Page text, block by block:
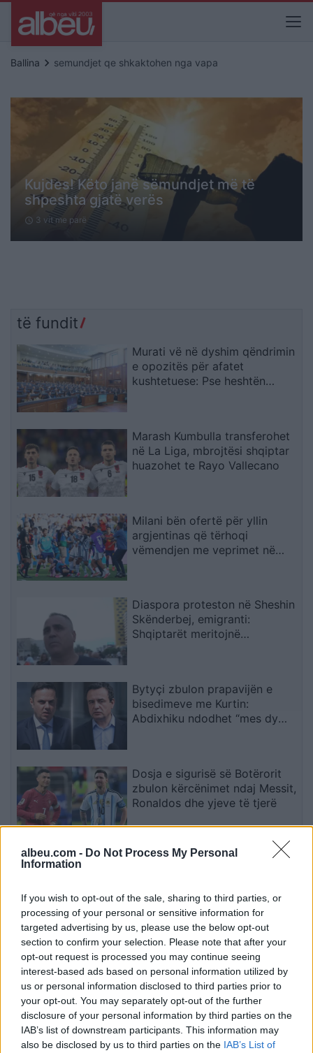
albeu.com - Do Not Process My Personal
Information
If you wish to opt-out of the sale, sharing to third parties, or
processing of your personal or sensitive information for
targeted advertising by us, please use the below opt-out
section to confirm your selection. Please note that after your
opt-out request is processed you may continue seeing
interest-based ads based on personal information utilized by
us or personal information disclosed to third parties prior to
your opt-out. You may separately opt-out of the further
disclosure of your personal information by third parties on the
IAB’s list of downstream participants. This information may
also be disclosed by us to third parties on the IAB’s List of
Ballina keyboard_arrow_right semundjet qe shkaktohen nga vapa
Kujdes! Këto janë sëmundjet më të
shpeshta gjatë verës
schedule 3 vit me parë
të fundit
Murati vë në dyshim qëndrimin
e opozitës për afatet
kushtetuese: Pse heshtën
Marash Kumbulla transferohet
në La Liga, mbrojtësi shqiptar
huazohet te Rayo Vallecano
Milani bën ofertë për yllin
argjentinas që tërhoqi
vëmendjen me veprimet në
Diaspora proteston në Sheshin
Skënderbej, emigranti:
Shqiptarët meritojnë
Bytyçi zbulon prapavijën e
bisedimeve me Kurtin:
Abdixhiku ndodhet “mes dy
Dosja e sigurisë së Botërorit
zbulon kërcënimet ndaj Messit,
Ronaldos dhe yjeve të tjerë
Vëllezërit Prifti kundërshtojnë
vendin? Keq e më keq!”